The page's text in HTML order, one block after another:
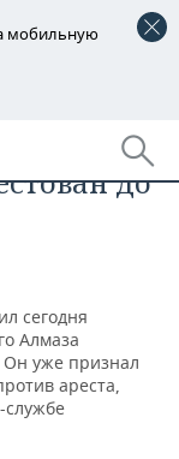
мобильную
до
сегодня
Алмаза
Он уже признал
ареста,
службе